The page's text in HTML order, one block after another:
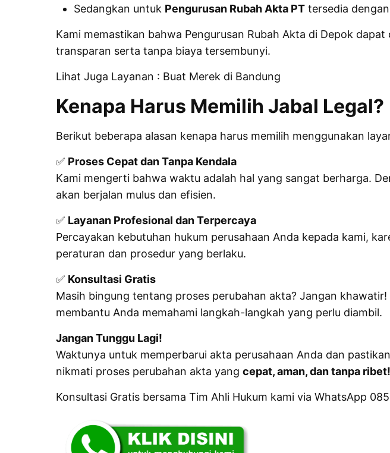
Sedangkan untuk Pengurusan Rubah Akta PTtersedia
Kami memastikan bahwa Pengurusan Rubah Akta di Depok
transparan serta tanpa biaya tersembunyi.
Lihat Juga Layanan : Buat Merek di Bandung
Kenapa Harus Memilih Jabal Legal?
Berikut beberapa alasan kenapa harus memilih menggunakan
✅ Proses Cepat dan Tanpa Kendala
Kami mengerti bahwa waktu adalah hal yang sangat berharga.
akan berjalan mulus dan efisien.
✅ Layanan Profesional dan Terpercaya
Percayakan kebutuhan hukum perusahaan Anda kepada kami,
peraturan dan prosedur yang berlaku.
✅ Konsultasi Gratis
Masih bingung tentang proses perubahan akta? Jangan
membantu Anda memahami langkah-langkah yang perlu diambil.
Jangan Tunggu Lagi!
Waktunya untuk memperbarui akta perusahaan Anda dan
nikmati proses perubahan akta yang cepat, aman, dan tanpa ribet!
Konsultasi Gratis bersama Tim Ahli Hukum kami via WhatsApp